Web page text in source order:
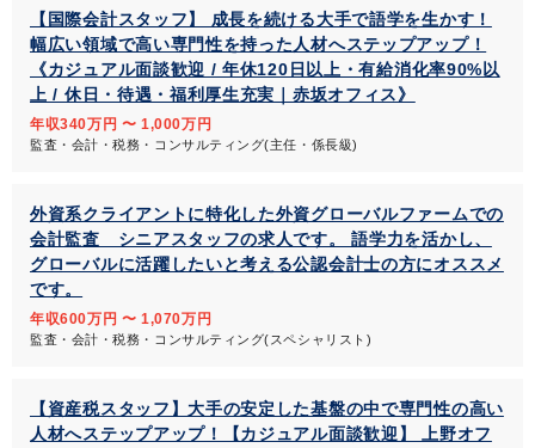
【国際会計スタッフ】 成長を続ける大手で語学を生かす！
幅広い領域で高い専門性を持った人材へステップアップ！
《カジュアル面談歓迎 / 年休120日以上・有給消化率90%以
上 / 休日・待遇・福利厚生充実｜赤坂オフィス》
年収340万円 〜 1,000万円
監査・会計・税務・コンサルティング(主任・係長級)
外資系クライアントに特化した外資グローバルファームでの
会計監査 シニアスタッフの求人です。 語学力を活かし、
グローバルに活躍したいと考える公認会計士の方にオススメ
です。
年収600万円 〜 1,070万円
監査・会計・税務・コンサルティング(スペシャリスト)
【資産税スタッフ】大手の安定した基盤の中で専門性の高い
人材へステップアップ！【カジュアル面談歓迎】 上野オフ